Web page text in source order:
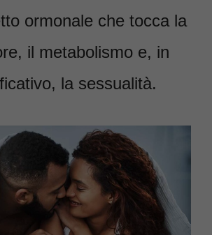
ormonale che tocca la
il metabolismo e, in
la sessualità.